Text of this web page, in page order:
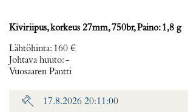
Kiviriipus, korkeus 27mm, 750br, Paino: 1,8 g
Lähtöhinta: 160 €
Johtava huuto:-
Vuosaaren Pantti
17.8.2026 20:11:00